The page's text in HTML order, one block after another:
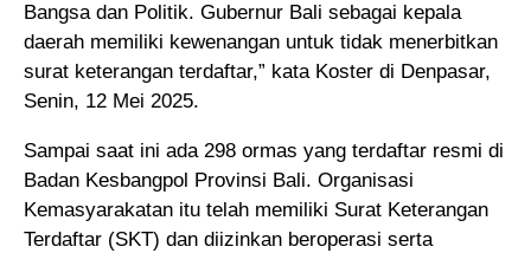
Bangsa dan Politik. Gubernur Bali sebagai kepala
daerah memiliki kewenangan untuk tidak menerbitkan
surat keterangan terdaftar,” kata Koster di Denpasar,
Senin, 12 Mei 2025.
Sampai saat ini ada 298 ormas yang terdaftar resmi di
Badan Kesbangpol Provinsi Bali. Organisasi
Kemasyarakatan itu telah memiliki Surat Keterangan
Terdaftar (SKT) dan diizinkan beroperasi serta